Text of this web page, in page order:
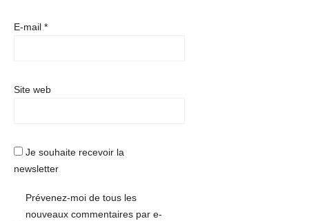
E-mail *
Site web
Je souhaite recevoir la
newsletter
Prévenez-moi de tous les
nouveaux commentaires par e-